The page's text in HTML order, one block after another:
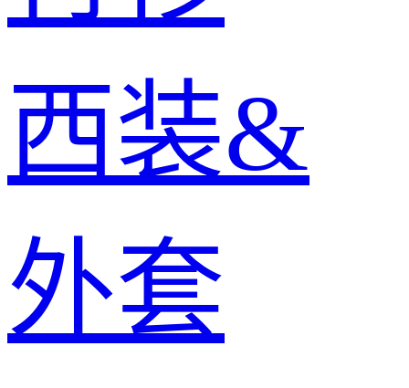
西装&
外套